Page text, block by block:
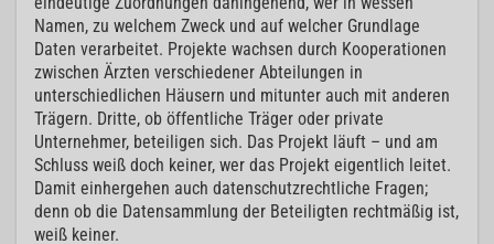
Namen, zu welchem Zweck und auf welcher Grundlage
Daten verarbeitet. Projekte wachsen durch Kooperationen
zwischen Ärzten verschiedener Abteilungen in
unterschiedlichen Häusern und mitunter auch mit anderen
Trägern. Dritte, ob öffentliche Träger oder private
Unternehmer, beteiligen sich. Das Projekt läuft – und am
Schluss weiß doch keiner, wer das Projekt eigentlich leitet.
Damit einhergehen auch datenschutzrechtliche Fragen;
denn ob die Datensammlung der Beteiligten rechtmäßig ist,
weiß keiner.